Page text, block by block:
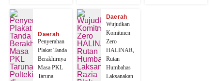
Daerah
Penyerahan
Plakat Tanda
Berakhirnya
Masa PKL
Taruna
Daerah
Wujudkan
Komitmen
Zero
HALINAR,
Rutan
Humbahas
Laksanakan